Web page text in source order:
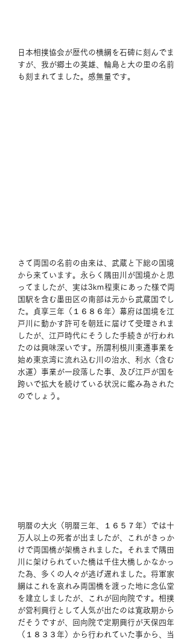
日本相撲協会が歴代の横綱を石碑に刻んでま
すが、我が郷土の英雄、輪島と大の里の名前
も刻まれてました。感無量です。
さて両国の名前の由来は、武蔵と下総の国境
から来ています。永らく隅田川が国境かと思
ってましたが、実は3kｍ程東にあった様で両
国駅を含む墨田区の南部は元から武蔵国でし
た。貞享三年（１６８６年）幕府は国境を江
戸川に動かす許可を朝廷に届けて受理されま
したが、江戸時代にそうした手続きが行われ
たのは興味深いです。所謂利根川東遷事業を
始め東京湾に流れ込む川の治水、利水（含む
水運）事業が一段落した事、及び江戸が国を
跨いで拡大を続けている状況に鑑み為された
のでしょう。
明暦の大火（明暦三年、１６５７年）では十
万人以上の死者が出ましたが、これがきっか
けで両国橋が架橋されました。それまで隅田
川に架けられていた橋は千住大橋しかなかっ
た為、多くの人々が逃げ遅れました。将軍家
綱はこれを哀れみ両国橋を渡った地に念仏堂
を建立しましたが、これが回向院です。相撲
が営利興行として人気が出たのは寛政期から
だそうですが、回向院で定期興行が天保四年
（１８３３年）から行われていた事から、当